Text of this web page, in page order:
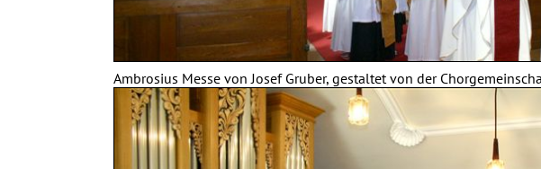
Ambrosius Messe von Josef Gruber, gestaltet von der